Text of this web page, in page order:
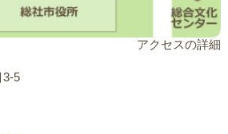
アクセスの詳細
3-5